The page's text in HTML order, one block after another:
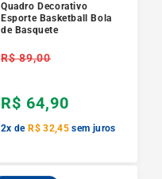
Quadro Decorativo
Esporte Basketball Bola
de Basquete
Preço
normal
R$ 89,00
R$ 64,90
2x de R$ 32,45 sem juros